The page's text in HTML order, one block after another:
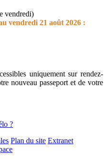
vendredi)
vendredi 21 août 2026 :
uniquement sur rendez-
nouveau passeport et de votre
?
Plan du site Extranet